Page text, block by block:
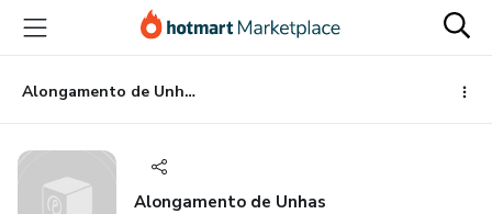
para
conteúdo
principal
para
pagamento
para
rodapé
Alongamento de Unhas
Alongamento de Unhas